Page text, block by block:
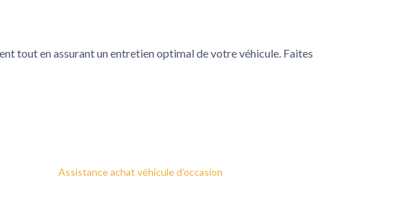
tout en assurant un entretien optimal de votre véhicule. Faites
Assistance achat véhicule d’occasion